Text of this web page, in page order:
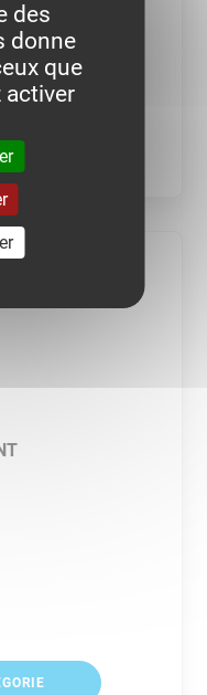
des
donne
que
activer